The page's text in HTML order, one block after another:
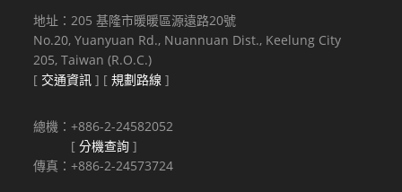
地址：205 基隆市暖暖區源遠路20號
No.20, Yuanyuan Rd., Nuannuan Dist., Keelung City
205, Taiwan (R.O.C.)
[ 交通資訊 ] [規劃路線 ]
總機：+886-2-24582052
[分機查詢 ]
傳真：+886-2-24573724